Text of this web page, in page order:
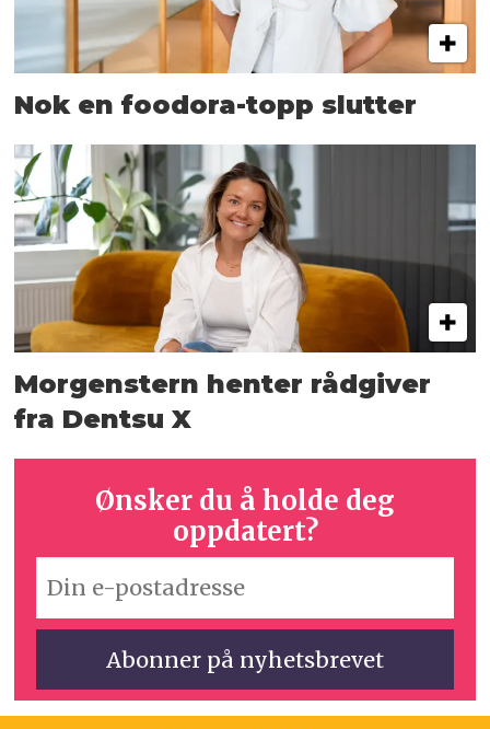
Nok en foodora-topp slutter
Morgenstern henter rådgiver
fra Dentsu X
Ønsker du å holde deg
oppdatert?